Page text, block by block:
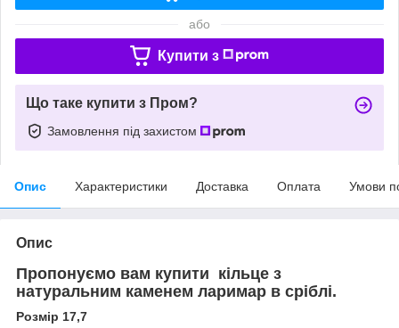
або
Купити з
Що таке купити з Пром?
Замовлення під захистом
Опис Характеристики Доставка Оплата Умови
Опис
Пропонуємо вам купити кільце з
натуральним каменем ларимар в сріблі.
Розмір 17,7